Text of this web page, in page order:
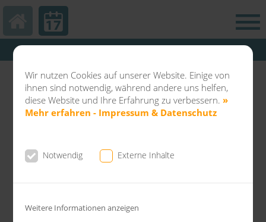
Wir nutzen Cookies auf unserer Website. Einige von
ihnen sind notwendig, während andere uns helfen,
diese Website und Ihre Erfahrung zu verbessern. »
Mehr erfahren - Impressum & Datenschutz
Notwendig Externe Inhalte
Weitere Informationen anzeigen
Hautarztpraxis Kamp-Lintfort
Abteilung Balneo & Kosmetik KL
Dermatochirurgie Kamp-Lintfort
News aus der Gemeinschaftspraxis Dr.